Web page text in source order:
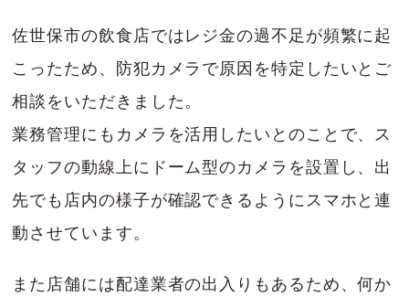
佐世保市の飲食店ではレジ金の過不足が頻繁に起
こったため、防犯カメラで原因を特定したいとご
相談をいただきました。
業務管理にもカメラを活用したいとのことで、ス
タッフの動線上にドーム型のカメラを設置し、出
先でも店内の様子が確認できるようにスマホと連
動させています。
また店舗には配達業者の出入りもあるため、何か